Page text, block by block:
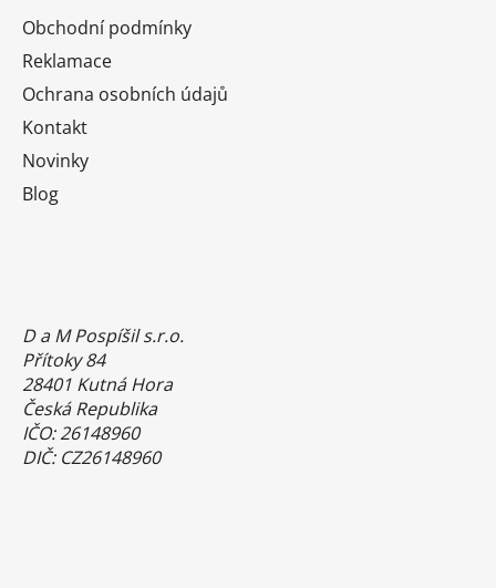
Obchodní podmínky
Reklamace
Ochrana osobních údajů
Kontakt
Novinky
Blog
D a M Pospíšil s.r.o.
Přítoky 84
28401 Kutná Hora
Česká Republika
IČO: 26148960
DIČ: CZ26148960